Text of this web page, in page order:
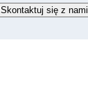
Skontaktuj się z nami